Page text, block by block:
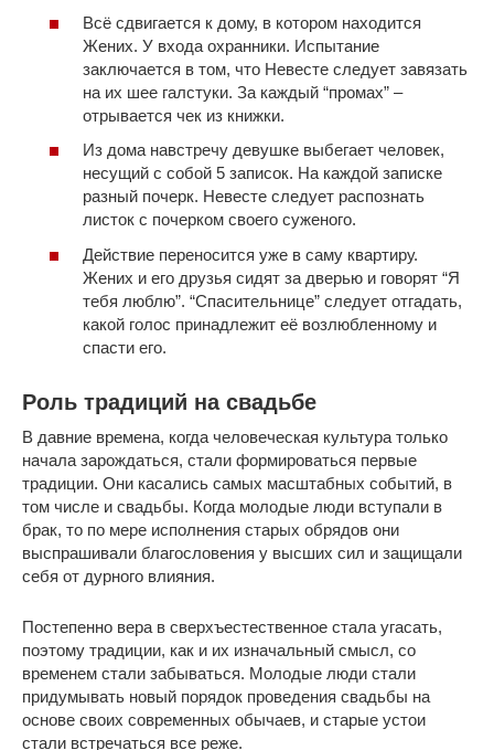
Всё сдвигается к дому, в котором находится
Жених. У входа охранники. Испытание
заключается в том, что Невесте следует завязать
на их шее галстуки. За каждый “промах” –
отрывается чек из книжки.
Из дома навстречу девушке выбегает человек,
несущий с собой 5 записок. На каждой записке
разный почерк. Невесте следует распознать
листок с почерком своего суженого.
Действие переносится уже в саму квартиру.
Жених и его друзья сидят за дверью и говорят “Я
тебя люблю”. “Спасительнице” следует отгадать,
какой голос принадлежит её возлюбленному и
спасти его.
Роль традиций на свадьбе
В давние времена, когда человеческая культура только
начала зарождаться, стали формироваться первые
традиции. Они касались самых масштабных событий, в
том числе и свадьбы. Когда молодые люди вступали в
брак, то по мере исполнения старых обрядов они
выспрашивали благословения у высших сил и защищали
себя от дурного влияния.
Постепенно вера в сверхъестественное стала угасать,
поэтому традиции, как и их изначальный смысл, со
временем стали забываться. Молодые люди стали
придумывать новый порядок проведения свадьбы на
основе своих современных обычаев, и старые устои
стали встречаться все реже.